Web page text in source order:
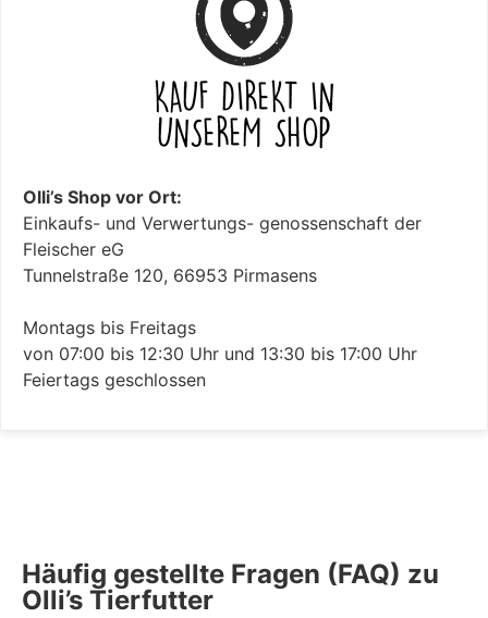
Olli’s Shop vor Ort:
Einkaufs- und Verwertungs- genossenschaft der
Fleischer eG
Tunnelstraße 120, 66953 Pirmasens
Montags bis Freitags
von 07:00 bis 12:30 Uhr und 13:30 bis 17:00 Uhr
Feiertags geschlossen
Häufig gestellte Fragen (FAQ) zu
Olli’s Tierfutter